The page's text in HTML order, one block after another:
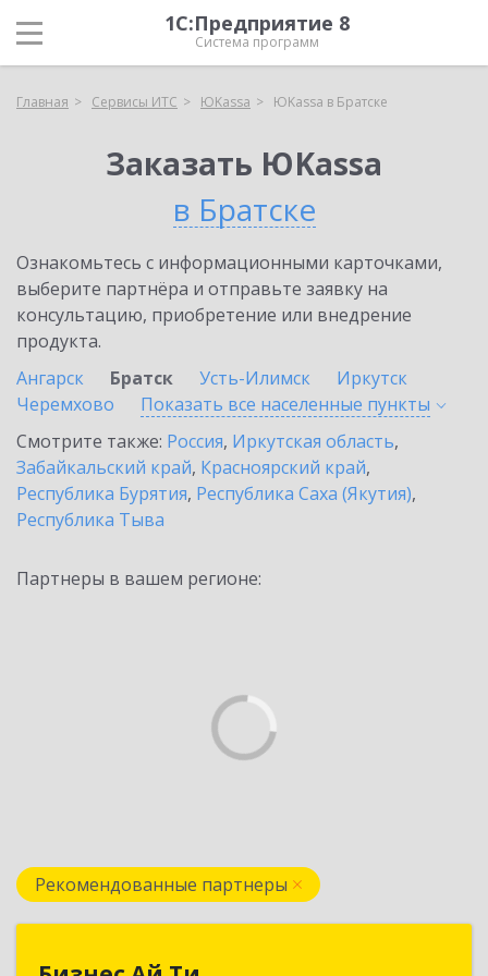
1С:Предприятие 8
Система программ
Главная Сервисы ИТС ЮKassa ЮKassa в Братске
Заказать ЮKassa
в Братске
Ознакомьтесь с информационными карточками,
выберите партнёра и отправьте заявку на
консультацию, приобретение или внедрение
продукта.
Ангарск
Братск Усть-Илимск
Иркутск
Черемхово
Показать все населенные пункты
Смотрите также: Россия, Иркутская область,
Забайкальский край, Красноярский край,
Республика Бурятия, Республика Саха (Якутия),
Республика Тыва
Партнеры в вашем регионе:
Рекомендованные партнеры